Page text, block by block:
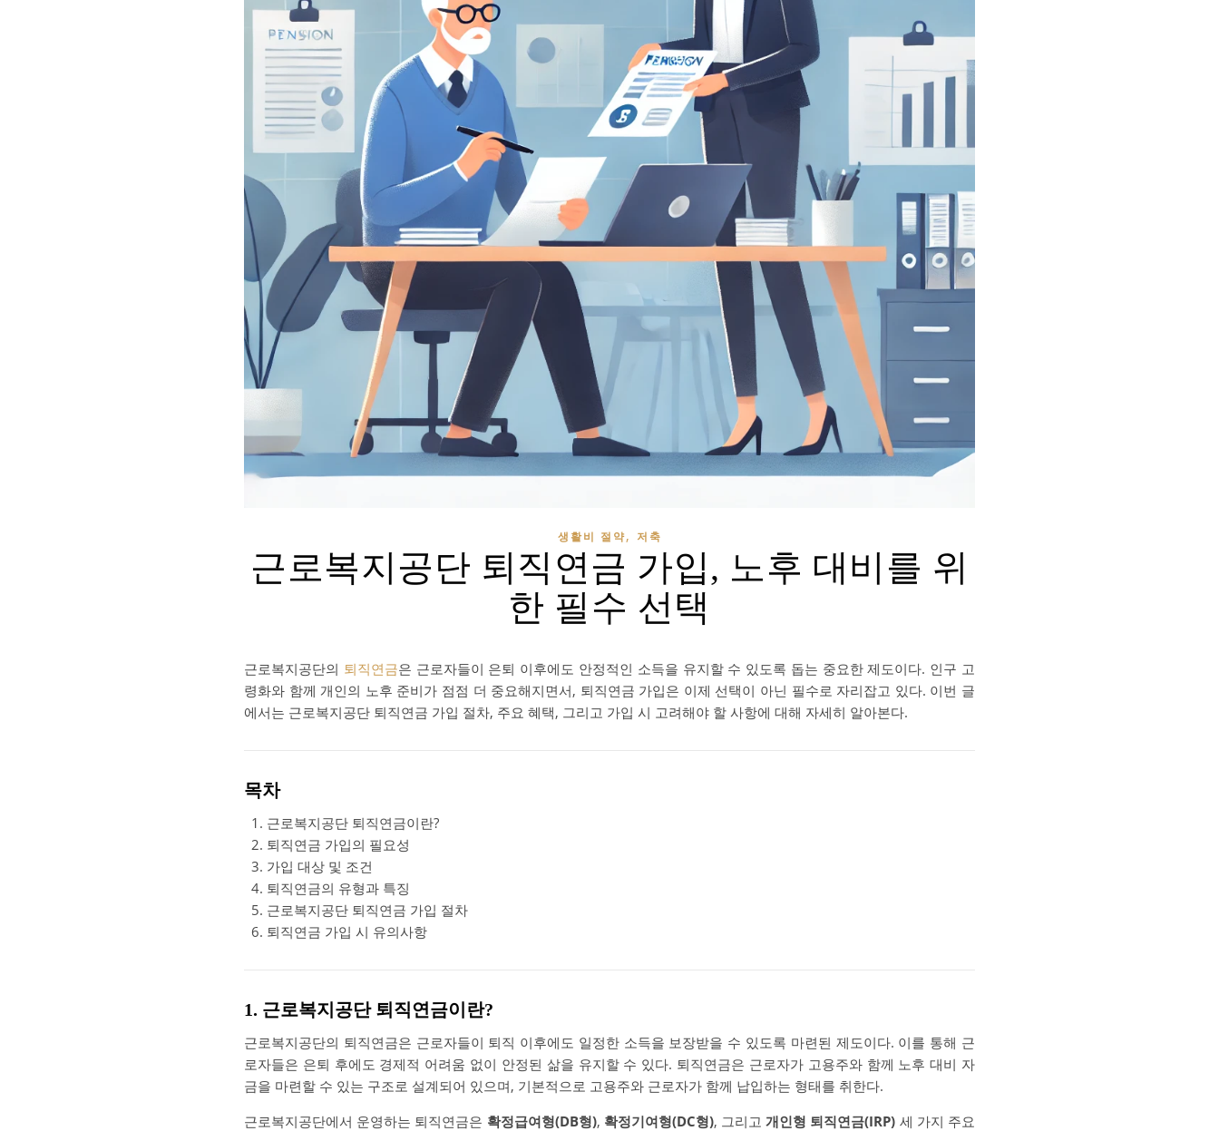
생활비 절약, 저축
근로복지공단 퇴직연금 가입, 노후 대비를 위
한 필수 선택
근로복지공단의 퇴직연금은 근로자들이 은퇴 이후에도 안정적인 소득을 유지할 수 있도록 돕는 중요한 제도이다. 인구 고
령화와 함께 개인의 노후 준비가 점점 더 중요해지면서, 퇴직연금 가입은 이제 선택이 아닌 필수로 자리잡고 있다. 이번 글
에서는 근로복지공단 퇴직연금 가입 절차, 주요 혜택, 그리고 가입 시 고려해야 할 사항에 대해 자세히 알아본다.
목차
근로복지공단 퇴직연금이란?
퇴직연금 가입의 필요성
가입 대상 및 조건
퇴직연금의 유형과 특징
근로복지공단 퇴직연금 가입 절차
퇴직연금 가입 시 유의사항
1. 근로복지공단 퇴직연금이란?
근로복지공단의 퇴직연금은 근로자들이 퇴직 이후에도 일정한 소득을 보장받을 수 있도록 마련된 제도이다. 이를 통해 근
로자들은 은퇴 후에도 경제적 어려움 없이 안정된 삶을 유지할 수 있다. 퇴직연금은 근로자가 고용주와 함께 노후 대비 자
금을 마련할 수 있는 구조로 설계되어 있으며, 기본적으로 고용주와 근로자가 함께 납입하는 형태를 취한다.
근로복지공단에서 운영하는 퇴직연금은 확정급여형(DB형), 확정기여형(DC형), 그리고개인형 퇴직연금(IRP) 세 가지 주요